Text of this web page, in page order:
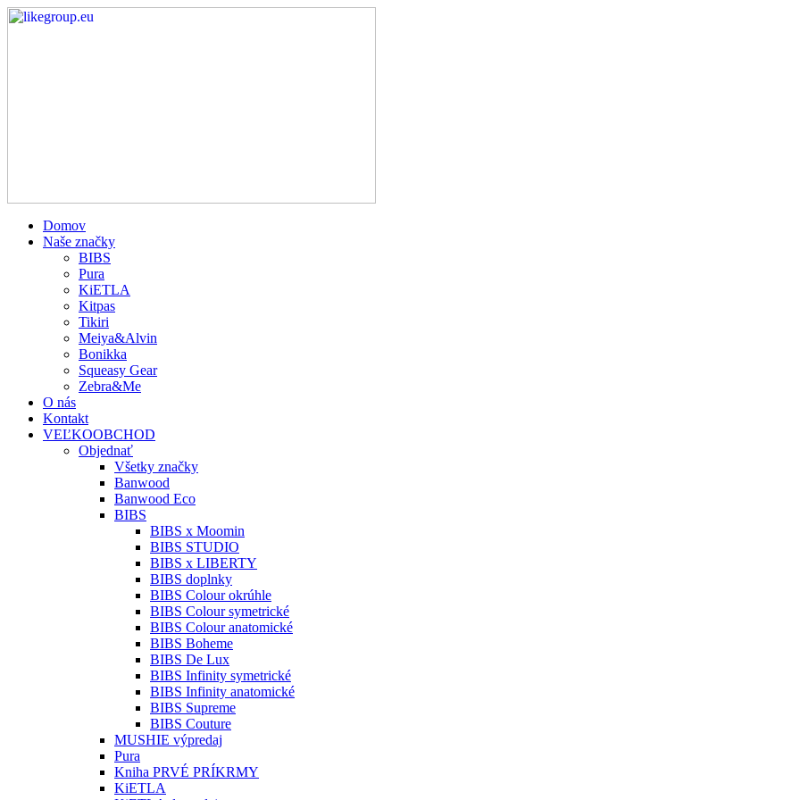
Domov
Naše značky
BIBS
Pura
KiETLA
Kitpas
Tikiri
Meiya&Alvin
Bonikka
Squeasy Gear
Zebra&Me
O nás
Kontakt
VEĽKOOBCHOD
Objednať
Všetky značky
Banwood
Banwood Eco
BIBS
BIBS x Moomin
BIBS STUDIO
BIBS x LIBERTY
BIBS doplnky
BIBS Colour okrúhle
BIBS Colour symetrické
BIBS Colour anatomické
BIBS Boheme
BIBS De Lux
BIBS Infinity symetrické
BIBS Infinity anatomické
BIBS Supreme
BIBS Couture
MUSHIE výpredaj
Pura
Kniha PRVÉ PRÍKRMY
KiETLA